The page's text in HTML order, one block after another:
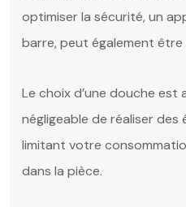
optimiser la sécurité, un
barre, peut également être
Le choix d’une douche est
négligeable de réaliser des
limitant votre
dans la pièce.